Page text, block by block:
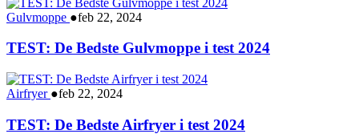
Gulvmoppe ●feb 22, 2024
TEST: De Bedste Gulvmoppe i test 2024
Airfryer ●feb 22, 2024
TEST: De Bedste Airfryer i test 2024